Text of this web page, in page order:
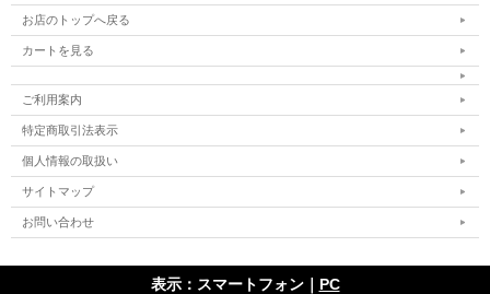
お店のトップへ戻る
カートを見る
ご利用案内
特定商取引法表示
個人情報の取扱い
サイトマップ
お問い合わせ
表示：スマートフォン｜ PC